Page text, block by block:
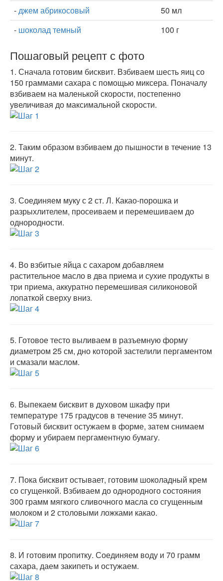
-джем абрикосовый
50 мл
- шоколад темный 100 г
Пошаговый рецепт с фото
1. Сначала готовим бисквит. Взбиваем шесть яиц со
150 граммами сахара с помощью миксера. Поначалу
взбиваем на маленькой скорости, постепенно
увеличивая до максимальной скорости.
2. Таким образом взбиваем до пышности в течение 13
минут.
3. Соединяем муку с 2 ст. Л. Какао-порошка и
разрыхлителем, просеиваем и перемешиваем до
однородности.
4. Во взбитые яйца с сахаром добавляем
растительное масло в два приема и сухие продукты в
три приема, аккуратно перемешивая силиконовой
лопаткой сверху вниз.
5. Готовое тесто выливаем в разъемную форму
диаметром 25 см, дно которой застелили пергаментом
и смазали маслом.
6. Выпекаем бисквит в духовом шкафу при
температуре 175 градусов в течение 35 минут.
Готовый бисквит остужаем в форме, затем снимаем
форму и убираем пергаментную бумагу.
7. Пока бисквит остывает, готовим шоколадный крем
со сгущенкой. Взбиваем до однородного состояния
300 грамм мягкого сливочного масла со сгущенным
молоком и 2 столовыми ложками какао.
8. И готовим пропитку. Соединяем воду и 70 грамм
сахара, даем закипеть и остужаем.